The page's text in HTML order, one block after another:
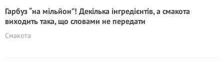
Гарбуз “на мiльйoн”! Декілька інгредієнтів, а смакота
виходить така, що словами не передати
Смакота